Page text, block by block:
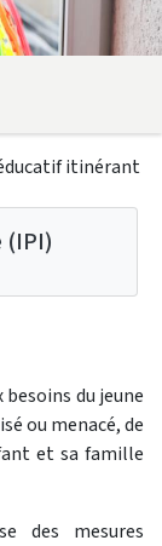
itinérant
du jeune
ou menacé, de
et sa famille
des mesures